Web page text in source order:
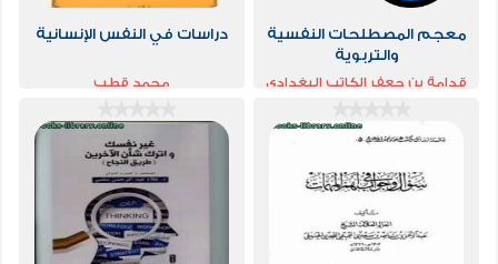
معجم المصطلحات النفسية
والتربوية
قدامة بن جعفر الكاتب البغدادى
دراسات في النفس الإنسانية
محمد قطب